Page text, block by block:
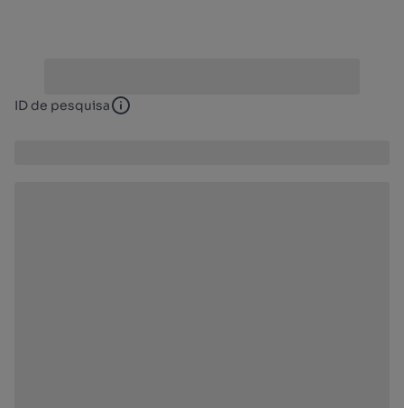
ID de pesquisa ID de pesquisa